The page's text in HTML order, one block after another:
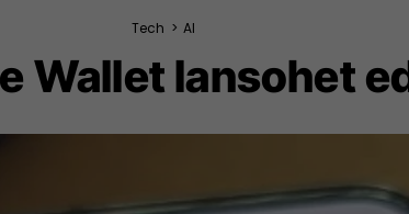
Tech > AI
Wallet lansohet